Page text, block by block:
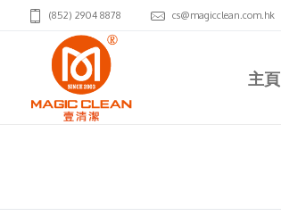
(852) 2904 8878 cs@magicclean.com.hk
主頁